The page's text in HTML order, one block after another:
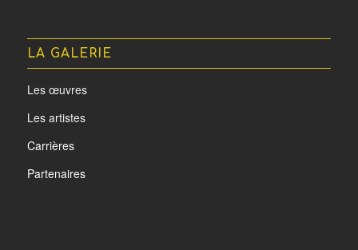
LA GALERIE
Les œuvres
Les artistes
Carrières
Partenaires